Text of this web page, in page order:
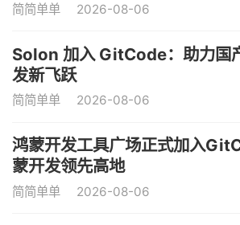
简简单单 2026-08-06
Solon 加入 GitCode：助力国
发新飞跃
简简单单 2026-08-06
鸿蒙开发工具广场正式加入
蒙开发领先高地
简简单单 2026-08-06